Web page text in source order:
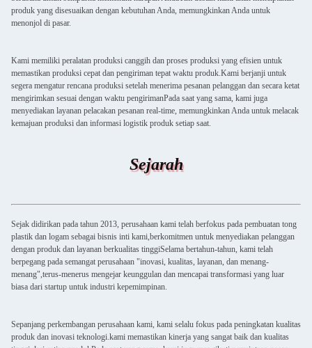
produk yang disesuaikan dengan kebutuhan Anda, memungkinkan Anda untuk
menonjol di pasar.
Kami memiliki peralatan produksi canggih dan proses produksi yang efisien untuk
memastikan produksi cepat dan pengiriman tepat waktu produk.Kami berjanji untuk
segera mengatur rencana produksi setelah menerima pesanan pelanggan dan secara ketat
mengirimkan sesuai dengan waktu pengirimanPada saat yang sama, kami juga
menyediakan layanan pelacakan pesanan real-time, memungkinkan Anda untuk melacak
kemajuan produksi dan informasi logistik produk setiap saat.
Sejarah
Sejak didirikan pada tahun 2013, perusahaan kami telah berfokus pada pembuatan tong
plastik dan logam sebagai bisnis inti kami,berkomitmen untuk menyediakan pelanggan
dengan produk dan layanan berkualitas tinggiSelama bertahun-tahun, kami telah
berpegang pada semangat perusahaan "inovasi, kualitas, layanan, dan menang-
menang",terus-menerus mengejar keunggulan dan mencapai transformasi yang luar
biasa dari startup untuk industri kepemimpinan.
Sepanjang perkembangan perusahaan kami, kami selalu fokus pada peningkatan kualitas
produk dan inovasi teknologi.kami memastikan kinerja yang sangat baik dan kualitas